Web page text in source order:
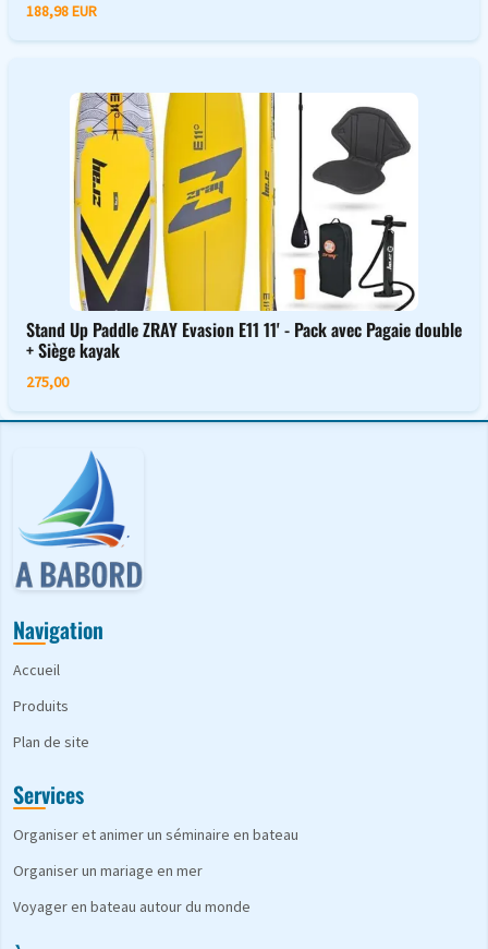
188,98 EUR
Stand Up Paddle ZRAY Evasion E11 11' - Pack avec Pagaie double
+ Siège kayak
275,00
Navigation
Accueil
Produits
Plan de site
Services
Organiser et animer un séminaire en bateau
Organiser un mariage en mer
Voyager en bateau autour du monde